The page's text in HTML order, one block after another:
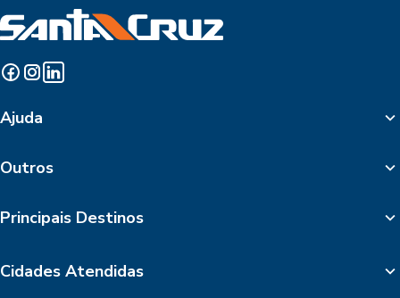
Ajuda
Outros
Principais Destinos
Cidades Atendidas